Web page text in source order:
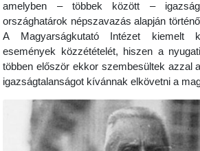
amelyben – többek között –
országhatárok népszavazás alapján
A Magyarságkutató Intézet kiemelt
események közzétételét, hiszen a
többen először ekkor szembesültek azzal
igazságtalanságot kívánnak elkövetni a